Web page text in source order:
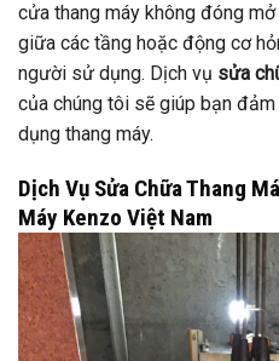
cửa thang máy không đóng
giữa các tầng hoặc động cơ
người sử dụng. Dịch vụ sửa
của chúng tôi sẽ giúp bạn
dụng thang máy.
Dịch Vụ Sửa Chữa Thang
Máy Kenzo Việt Nam